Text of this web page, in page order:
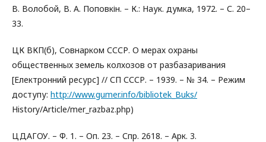
В. Волобой, В. А. Поповкін. – К.: Наук. думка, 1972. – С. 20–
33.
ЦК ВКП(б), Совнарком СССР. О мерах охраны
общественных земель колхозов от разбазаривания
[Електронний ресурс] // СП СССР. – 1939. – № 34. – Режим
доступу: http://www.gumer.info/bibliotek_Buks/
History/Article/mer_razbaz.php)
ЦДАГОУ. – Ф. 1. – Оп. 23. – Спр. 2618. – Арк. 3.